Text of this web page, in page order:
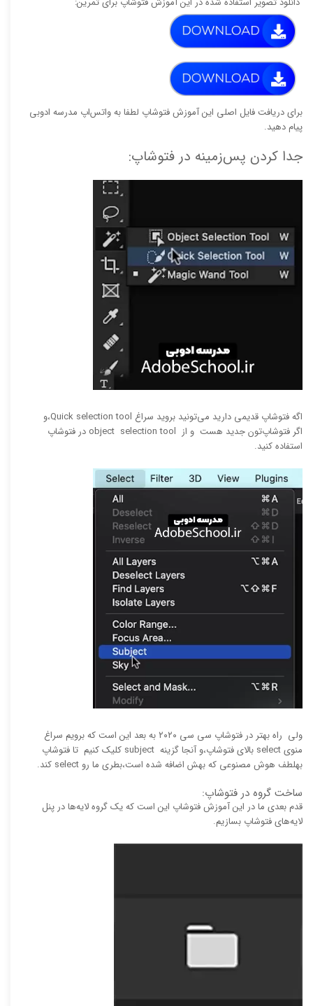
برای دریافت فایل اصلی این آموزش فتوشاپ لطفا به واتس‌اپ مدرسه ادوبی
پیام دهید.
جدا کردن پس‌زمینه در فتوشاپ:
‫اگه فتوشاپ قدیمی دارید می‌تونید بروید سراغ Quick selection tool،‫و
اگر فتوشاپ‌تون جدید هست و از object selection tool در فتوشاپ
استفاده کنید.
‫ولی راه بهتر در فتوشاپ سی سی ۲۰۲۰ به بعد این است که برویم سراغ
منوی select بالای فتوشاپ،و آنجا گزینه subject کلیک کنیم تا فتوشاپ
بهلطف هوش مصنوعی که بهش اضافه شده است،‫بطری ما رو select کند.
ساخت گروه در فتوشاپ:
‫قدم بعدی ما در این آموزش فتوشاپ این است که یک گروه لایه‌ها در پنل
لایه‌های فتوشاپ بسازیم.